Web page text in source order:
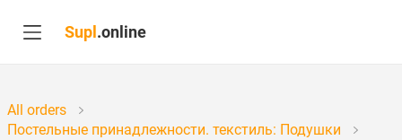
Supl .online
All orders
Постельные принадлежности. текстиль: Подушки